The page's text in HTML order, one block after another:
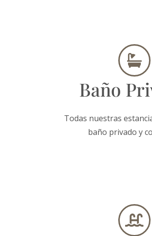
Baño
Todas nuestras
baño privado y